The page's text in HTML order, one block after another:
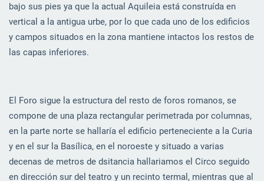
bajo sus pies ya que la actual Aquileia está construída en
vertical a la antigua urbe, por lo que cada uno de los edificios
y campos situados en la zona mantiene intactos los restos de
las capas inferiores.
El Foro sigue la estructura del resto de foros romanos, se
compone de una plaza rectangular perimetrada por columnas,
en la parte norte se hallaría el edificio perteneciente a la Curia
y en el sur la Basílica, en el noroeste y situado a varias
decenas de metros de dsitancia hallariamos el Circo seguido
en dirección sur del teatro y un recinto termal, mientras que al